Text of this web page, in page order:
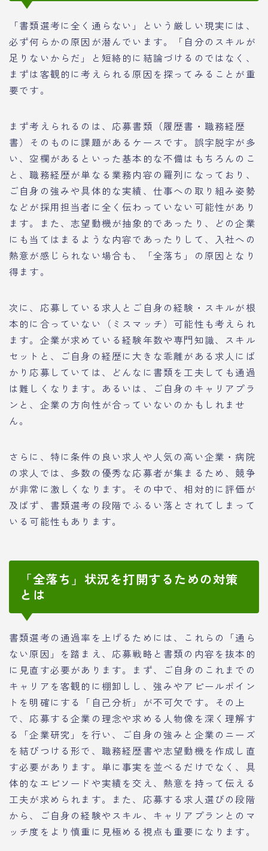
「書類選考に全く通らない」という厳しい現実には、
必ず何らかの原因が潜んでいます。「自分のスキルが
足りないからだ」と短絡的に結論づけるのではなく、
まずは客観的に考えられる原因を探ってみることが重
要です。
まず考えられるのは、応募書類（履歴書・職務経歴
書）そのものに課題があるケースです。誤字脱字が多
い、空欄があるといった基本的な不備はもちろんのこ
と、職務経歴が単なる業務内容の羅列になっており、
ご自身の強みや具体的な実績、仕事への取り組み姿勢
などが採用担当者に全く伝わっていない可能性があり
ます。また、志望動機が抽象的であったり、どの企業
にも当てはまるような内容であったりして、入社への
熱意が感じられない場合も、「全落ち」の原因となり
得ます。
次に、応募している求人とご自身の経験・スキルが根
本的に合っていない（ミスマッチ）可能性も考えられ
ます。企業が求めている経験年数や専門知識、スキル
セットと、ご自身の経歴に大きな乖離がある求人にば
かり応募していては、どんなに書類を工夫しても通過
は難しくなります。あるいは、ご自身のキャリアプラ
ンと、企業の方向性が合っていないのかもしれませ
ん。
さらに、特に条件の良い求人や人気の高い企業・病院
の求人では、多数の優秀な応募者が集まるため、競争
が非常に激しくなります。その中で、相対的に評価が
及ばず、書類選考の段階でふるい落とされてしまって
いる可能性もあります。
「全落ち」状況を打開するための対策
とは
書類選考の通過率を上げるためには、これらの「通ら
ない原因」を踏まえ、応募戦略と書類の内容を抜本的
に見直す必要があります。まず、ご自身のこれまでの
キャリアを客観的に棚卸しし、強みやアピールポイン
トを明確にする「自己分析」が不可欠です。その上
で、応募する企業の理念や求める人物像を深く理解す
る「企業研究」を行い、ご自身の強みと企業のニーズ
を結びつける形で、職務経歴書や志望動機を作成し直
す必要があります。単に事実を並べるだけでなく、具
体的なエピソードや実績を交え、熱意を持って伝える
工夫が求められます。また、応募する求人選びの段階
から、ご自身の経験やスキル、キャリアプランとのマ
ッチ度をより慎重に見極める視点も重要になります。